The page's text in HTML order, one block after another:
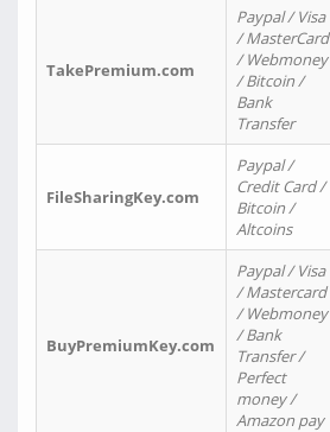
TakePremium.com
Paypal / Visa
/ MasterCard
/ Webmoney
/ Bitcoin /
Bank
Transfer
FileSharingKey.com
Paypal /
Credit Card /
Bitcoin /
Altcoins
BuyPremiumKey.com
Paypal / Visa
/ Mastercard
/ Webmoney
/ Bank
Transfer /
Perfect
money /
Amazon pay